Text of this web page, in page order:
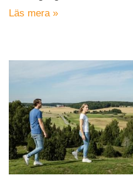
Läs mera »